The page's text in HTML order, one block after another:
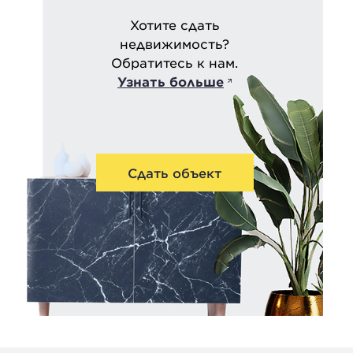
Хотите сдать
недвижимость?
Обратитесь к нам.
Узнать больше
Сдать объект